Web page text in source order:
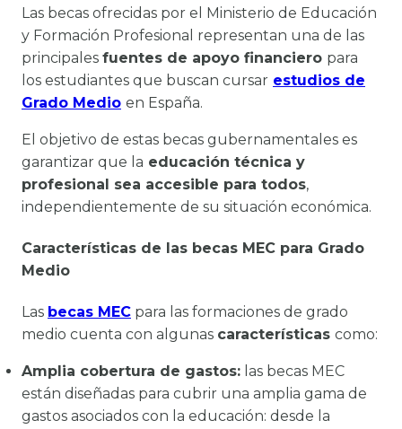
Las becas ofrecidas por el Ministerio de Educación
y Formación Profesional representan una de las
principales fuentes de apoyo financiero para
los estudiantes que buscan cursar estudios de
Grado Medio en España.
El objetivo de estas becas gubernamentales es
garantizar que la educación técnica y
profesional sea accesible para todos,
independientemente de su situación económica.
Características de las becas MEC para Grado
Medio
Las becas MEC para las formaciones de grado
medio cuenta con algunas características como:
Amplia cobertura de gastos: las becas MEC
están diseñadas para cubrir una amplia gama de
gastos asociados con la educación: desde la